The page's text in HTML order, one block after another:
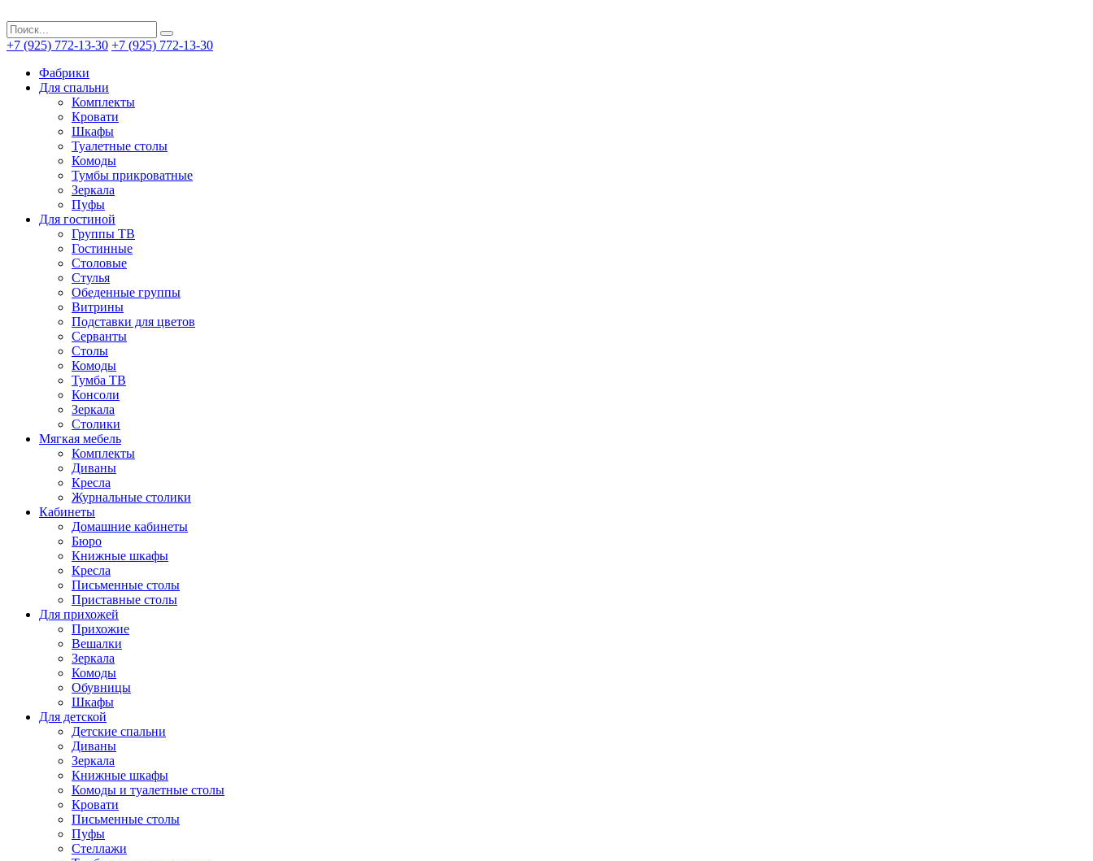
+7 (925) 772-13-30 +7 (925) 772-13-30
Фабрики
Для спальни
Комплекты
Кровати
Шкафы
Туалетные столы
Комоды
Тумбы прикроватные
Зеркала
Пуфы
Для гостиной
Группы ТВ
Гостинные
Столовые
Стулья
Обеденные группы
Витрины
Подставки для цветов
Серванты
Столы
Комоды
Тумба ТВ
Консоли
Зеркала
Столики
Мягкая мебель
Комплекты
Диваны
Кресла
Журнальные столики
Кабинеты
Домашние кабинеты
Бюро
Книжные шкафы
Кресла
Письменные столы
Приставные столы
Для прихожей
Прихожие
Вешалки
Зеркала
Комоды
Обувницы
Шкафы
Для детской
Детские спальни
Диваны
Зеркала
Книжные шкафы
Комоды и туалетные столы
Кровати
Письменные столы
Пуфы
Стеллажи